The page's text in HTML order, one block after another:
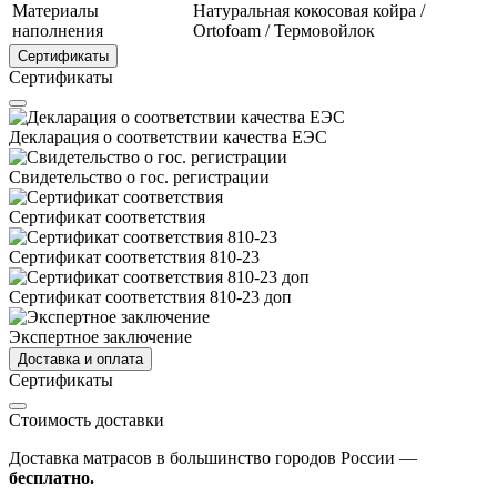
Материалы
наполнения
Натуральная кокосовая койра /
Ortofoam / Термовойлок
Сертификаты
Сертификаты
Декларация о соответствии качества ЕЭС
Свидетельство о гос. регистрации
Сертификат соответствия
Сертификат соответствия 810-23
Сертификат соответствия 810-23 доп
Экспертное заключение
Доставка и оплата
Сертификаты
Стоимость доставки
Доставка матрасов в большинство городов России —
бесплатно.